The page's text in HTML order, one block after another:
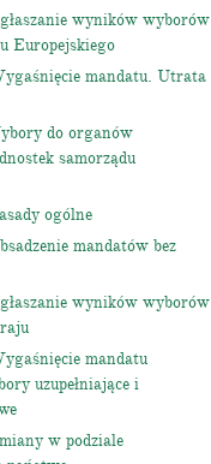
wyników wyborów
Europejskiego
mandatu. Utrata
do organów
samorządu
ogólne
mandatów bez
wyników wyborów
mandatu
uzupełniające i
w podziale